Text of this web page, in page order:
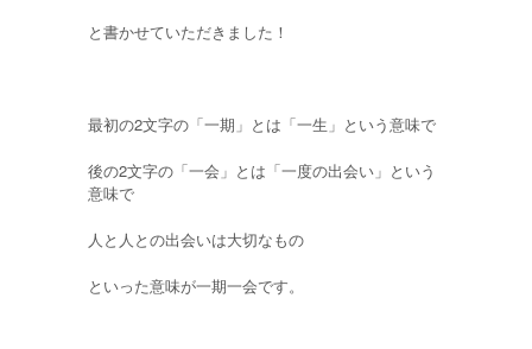
と書かせていただきました！
最初の2文字の「一期」とは「一生」という意味で
後の2文字の「一会」とは「一度の出会い」という
意味で
人と人との出会いは大切なもの
といった意味が一期一会です。